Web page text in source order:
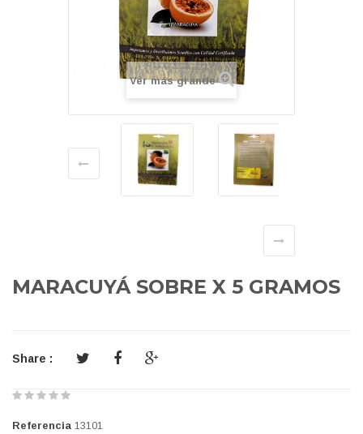
Ver más grande
MARACUYÁ SOBRE X 5 GRAMOS
Share :
Referencia 13101